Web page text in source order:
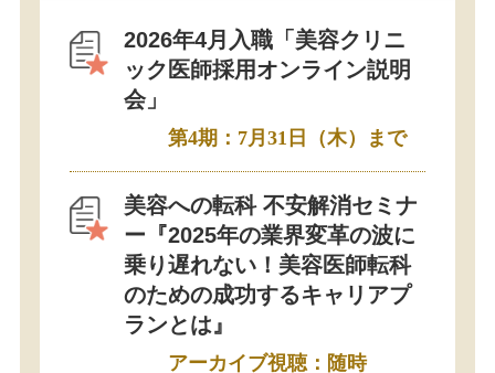
2026年4月入職「美容クリニ
ック医師採用オンライン説明
会」
第4期：7月31日（木）まで
美容への転科 不安解消セミナ
ー『2025年の業界変革の波に
乗り遅れない！美容医師転科
のための成功するキャリアプ
ランとは』
アーカイブ視聴：随時